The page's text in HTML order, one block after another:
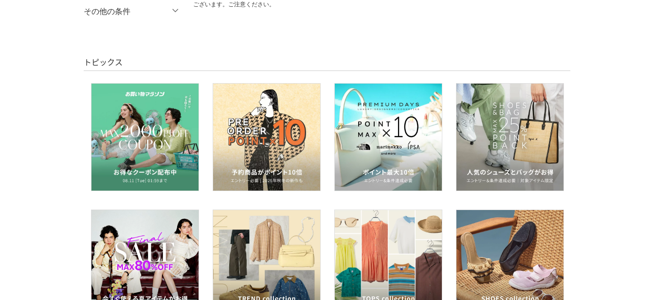
靴下・レッグウェア
ヘアアクセサリー
スーツ・フォーマル
水着・スイムグッズ
着物・浴衣・和装小物
ベースメイク
メイクアップ
ネイル
絞り込み
％OFF～ ％OFF
その他の条件
クリア 絞り込み
ございます。ご注意ください。
トピックス